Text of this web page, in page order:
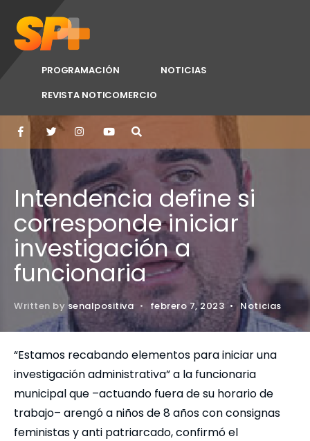
PROGRAMACIÓN
NOTICIAS
REVISTA NOTICOMERCIO
Intendencia define si
corresponde iniciar
investigación a
funcionaria
Written bysenalpositiva • febrero 7, 2023 • Noticias
“Estamos recabando elementos para iniciar una
investigación administrativa” a la funcionaria
municipal que –actuando fuera de su horario de
trabajo– arengó a niños de 8 años con consignas
feministas y anti patriarcado, confirmó el